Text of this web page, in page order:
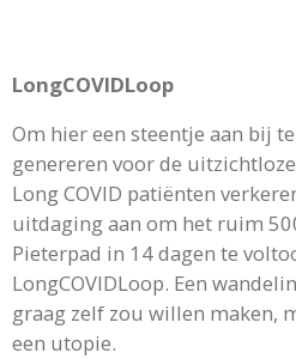
LongCOVIDLoop
Om hier een steentje aan bij
genereren voor de
Long COVID patiënten
uitdaging aan om het ruim
Pieterpad in 14 dagen te
LongCOVIDLoop. Een
graag zelf zou willen maken,
een utopie.